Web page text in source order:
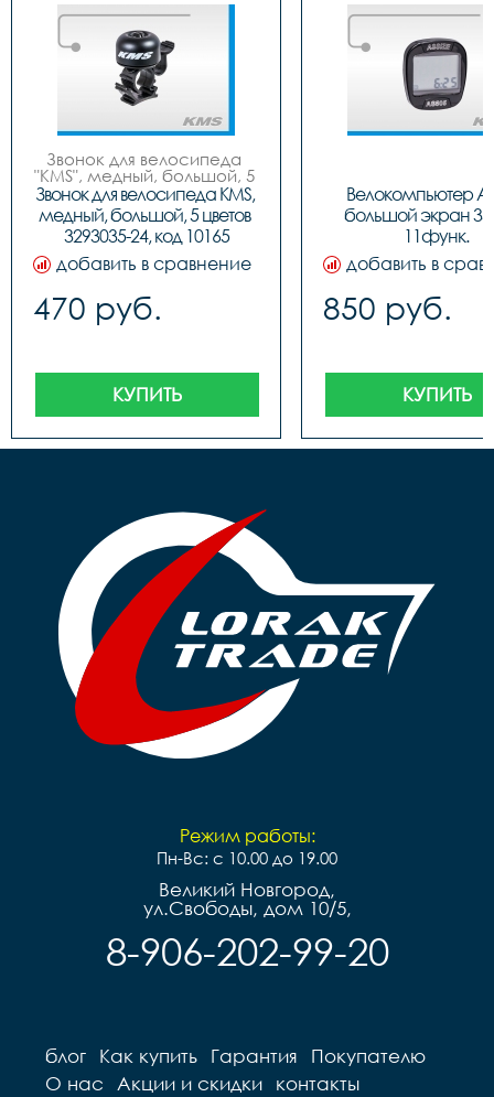
Звонок для велосипеда
"KMS", медный, большой, 5
цветов (син/черн, красн/
черн, золот/черн, бело/
черн, черн/черн), инд.
упак. (блистер).
Звонок для велосипеда KMS,
медный, большой, 5 цветов
3293035-24, код 10165
добавить в сравнение
470 руб.
КУПИТЬ
Велокомпьютер
большой экран
11функ.
добавить в
850 руб.
КУПИТЬ
Режим работы:
Пн-Вс: с 10.00 до 19.00
Великий Новгород,
ул.Свободы, дом 10/5,
8-906-202-99-20
блог Как купить Гарантия
Покупателю
О нас
Акции и скидки контакты